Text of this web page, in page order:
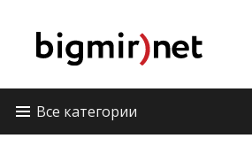
Все категории